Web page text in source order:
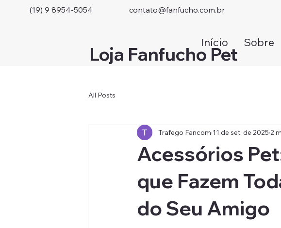
(19) 9 8954-5054 contato@fanfucho.com.br
Loja Fanfucho Pet
Início Sobre
All Posts
Acessórios
que Fazem
do Seu Amigo
Trafego Fancom 11 de set. de 2025 2